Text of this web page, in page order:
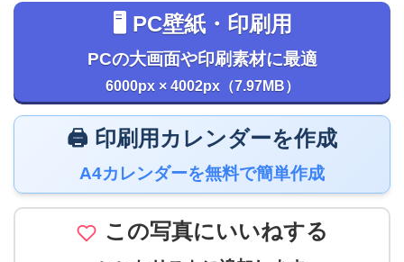
🖥️ PC壁紙・印刷用
PCの大画面や印刷素材に最適
6000px × 4002px（7.97MB）
🖨️ 印刷用カレンダーを作成
A4カレンダーを無料で簡単作成
この写真にいいねする